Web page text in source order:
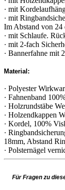
· mit
· mit
Im Abstand von 24
· mit Schlaufe.
· mit 2-fach
· Bannerfahne mit
Material:
· Polyester
· Fahnenband
· Holzrundstäbe
· Holzendkappen
· Kordel, 100%
·
18mm, Abstand
· Polsternägel
Für Fragen zu